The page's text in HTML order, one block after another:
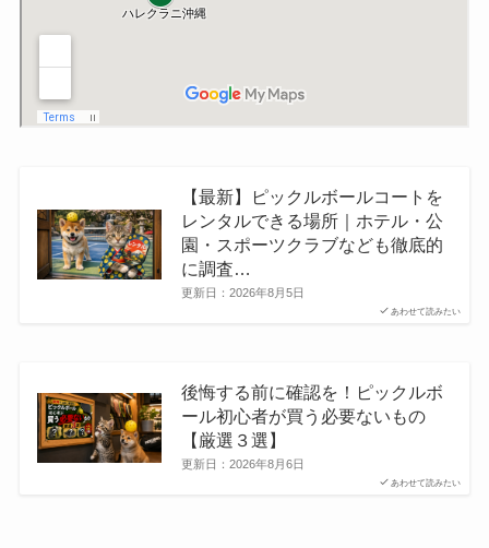
あわせて読みたい
【最新】ピックルボールコートを
レンタルできる場所｜ホテル・公
園・スポーツクラブなども徹底的
に調査…
更新日： 2026年8月5日
あわせて読みたい
後悔する前に確認を！ピックルボ
ール初心者が買う必要ないもの
【厳選３選】
更新日： 2026年8月6日